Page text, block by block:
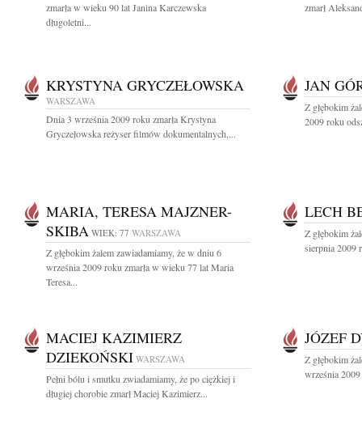
zmarła w wieku 90 lat Janina Karczewska
długoletni...
zmarł
KRYSTYNA GRYCZEŁOWSKA
WARSZAWA
Dnia 3 września 2009 roku zmarła Krystyna
Gryczełowska reżyser filmów dokumentalnych,...
JAN
Z głębokim
2009 roku
MARIA, TERESA MAJZNER-
SKIBA WIEK: 77 WARSZAWA
Z głębokim żalem zawiadamiamy, że w dniu 6
września 2009 roku zmarła w wieku 77 lat Maria
Teresa...
LECH
Z głębokim
sierpnia 2009
MACIEJ KAZIMIERZ
DZIEKOŃSKI WARSZAWA
Pełni bólu i smutku zwiadamiamy, że po ciężkiej i
długiej chorobie zmarł Maciej Kazimierz...
JÓZEF
Z głębokim
września 2009